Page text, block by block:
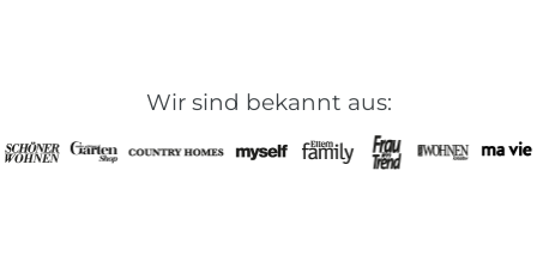
Wir sind bekannt aus: